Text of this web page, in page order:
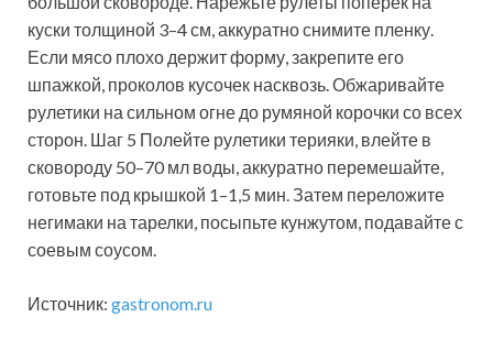
куски толщиной 3–4 см, аккуратно снимите пленку.
Если мясо плохо держит форму, закрепите его
шпажкой, проколов кусочек насквозь. Обжаривайте
рулетики на сильном огне до румяной корочки со всех
сторон. Шаг 5 Полейте рулетики терияки, влейте в
сковороду 50–70 мл воды, аккуратно перемешайте,
готовьте под крышкой 1–1,5 мин. Затем переложите
негимаки на тарелки, посыпьте кунжутом, подавайте с
соевым соусом.
Источник: gastronom.ru